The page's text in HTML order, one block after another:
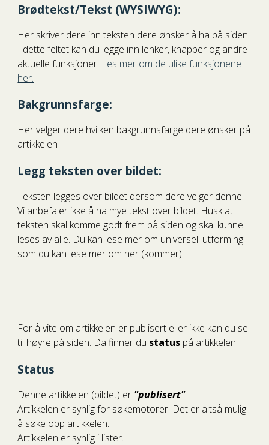
Brødtekst/Tekst (WYSIWYG):
Her skriver dere inn teksten dere ønsker å ha på siden.
I dette feltet kan du legge inn lenker, knapper og andre
aktuelle funksjoner. Les mer om de ulike funksjonene
her.
Bakgrunnsfarge:
Hervelger dere hvilken bakgrunnsfarge dere ønsker på
artikkelen
Legg teksten over bildet:
Teksten legges over bildet dersom dere velger denne.
Vi anbefaler ikke å ha mye tekst over bildet. Husk at
teksten skal komme godt frem på siden og skal kunne
leses av alle. Du kan lese mer om universell utforming
som du kan lese mer om her (kommer).
For å vite om artikkelen er publisert eller ikke kan du se
til høyre på siden. Da finner du status på artikkelen.
Status
Denne artikkelen (bildet) er "publisert".
Artikkelen er synlig for søkemotorer. Det er altså mulig
å søke opp artikkelen.
Artikkelen er synlig i lister.